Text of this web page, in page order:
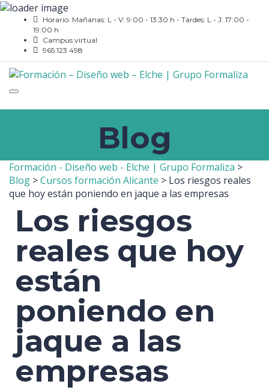
Horario: Mañanas: L - V: 9:00 - 13:30 h - Tardes: L - J: 17:00 -
19:00 h
Campus virtual
965 123 498
Toggle
navigation
Blog
Formación - Diseño web - Elche | Grupo Formaliza >
Blog >Cursos formación Alicante > Los riesgos reales
que hoy están poniendo en jaque a las empresas
Los riesgos
reales que hoy
están
poniendo en
jaque a las
empresas